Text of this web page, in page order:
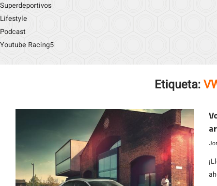
Superdeportivos
Lifestyle
Podcast
Youtube Racing5
Etiqueta: